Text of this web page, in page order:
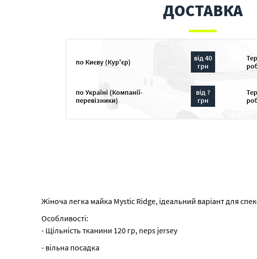
ДОСТАВКА
по Києву (Кур'єр)
від 40
грн
по Україні (Компанії-
перевізники)
від ?
грн
Жіноча легка майка Mystic Ridge, ідеальний варіант для
Особливості:
- Щільність тканини 120 гр, neps jersey
- вільна посадка